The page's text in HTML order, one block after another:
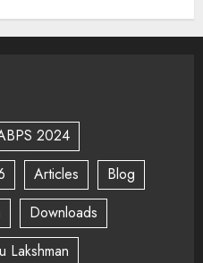
2024
Articles
Blog
Downloads
Lakshman